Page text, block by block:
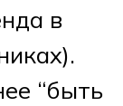
в
“быть